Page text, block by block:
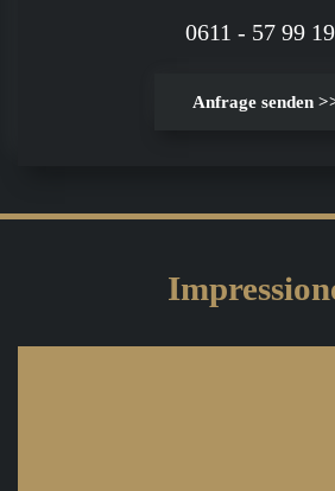
0611 - 57 99
Anfrage senden